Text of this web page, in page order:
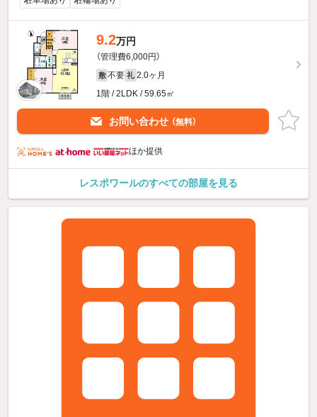
9.2万円
（管理費6,000円）
敷 不要 礼 2.0ヶ月
1階 / 2LDK / 59.65㎡
お問い合わせ （無料）
ほか提供
レスポワールのすべての部屋を見る